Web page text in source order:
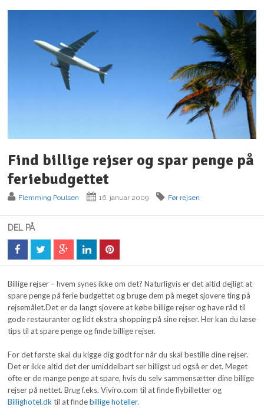
Find billige rejser og spar penge på
feriebudgettet
Flemming Poulsen 16. januar 2009 Før rejsen
DEL PÅ
Billige rejser – hvem synes ikke om det? Naturligvis er det altid dejligt at
spare penge på ferie budgettet og bruge dem på meget sjovere ting på
rejsemålet.Det er da langt sjovere at købe billige rejser og have råd til
gode restauranter og lidt ekstra shopping på sine rejser. Her kan du læse
tips til at spare penge og finde billige rejser.
For det første skal du kigge dig godt for når du skal bestille dine rejser.
Det er ikke altid det der umiddelbart ser billigst ud også er det. Meget
ofte er de mange penge at spare, hvis du selv sammensætter dine billige
rejser på nettet. Brug f.eks. Viviro.com til at finde flybilletter og
Billighotel.dktil at findebillige hoteller.